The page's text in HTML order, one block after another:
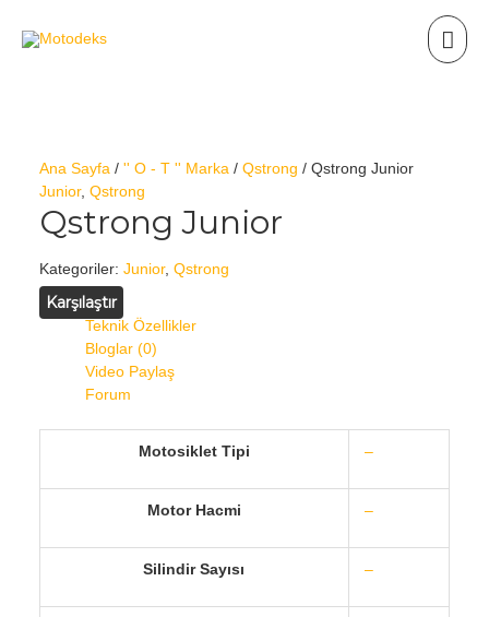
Ana Sayfa / '' O - T '' Marka / Qstrong / Qstrong Junior
Junior, Qstrong
Qstrong Junior
Kategoriler: Junior, Qstrong
Karşılaştır
Teknik Özellikler
Bloglar (0)
Video Paylaş
Forum
Motosiklet Tipi –
Motor Hacmi –
Silindir Sayısı –